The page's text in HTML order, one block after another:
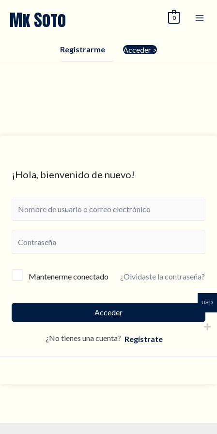
Mk Soto 0
Registrarme Acceder >
¡Hola, bienvenido de nuevo!
Mantenerme conectado ¿Olvidaste la contraseña?
Acceder
¿No tienes una cuenta?
USD